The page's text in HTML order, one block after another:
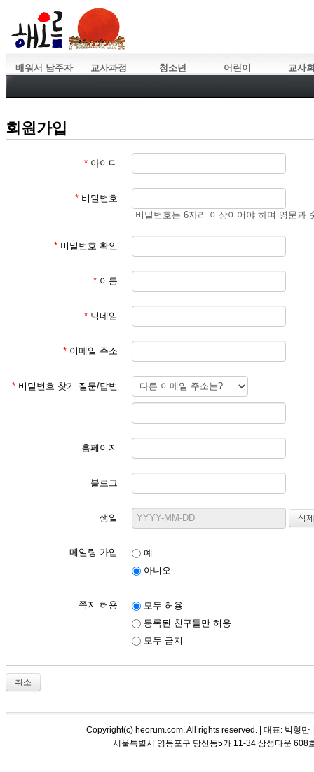
배워서 남주자 교사과정 청소년 어린이 교사
회원가입
* 아이디
* 비밀번호
비밀번호는 6자리 이상이어야 하며 영문과
* 비밀번호 확인
* 이름
* 닉네임
* 이메일 주소
* 비밀번호 찾기 질문/답변
홈페이지
블로그
생일
메일링 가입
예
아니오
쪽지 허용
모두 허용
등록된 친구들만 허용
모두 금지
취소
Copyright(c) heorum.com, All rights reserved. | 대표: 박형
서울특별시 영등포구 당산동5가 11-34 삼성타운